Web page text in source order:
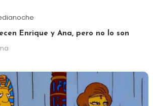
Enrique y Ana, pero no lo son